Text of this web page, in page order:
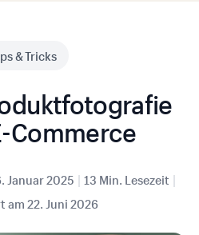
& Tricks
Commerce
Januar 2025 | 13 Min. Lesezeit |
am22. Juni 2026